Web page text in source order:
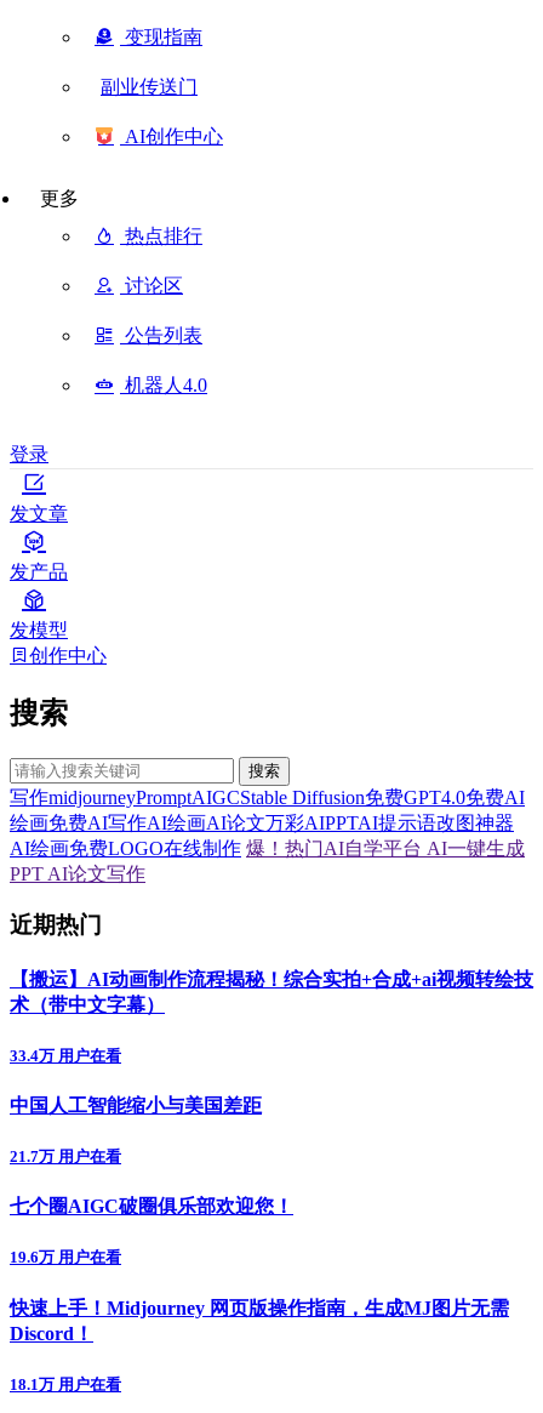
变现指南
副业传送门
AI创作中心
更多
热点排行
讨论区
公告列表
机器人4.0
登录
发文章
发产品
发模型
创作中心
搜索
搜索
写作midjourneyPromptAIGCStable Diffusion免费GPT4.0免费AI
绘画免费AI写作AI绘画AI论文万彩AIPPTAI提示语改图神器
AI绘画免费LOGO在线制作 爆！热门AI自学平台 AI一键生成
PPT AI论文写作
近期热门
【搬运】AI动画制作流程揭秘！综合实拍+合成+ai视频转绘技
术（带中文字幕）
33.4万 用户在看
中国人工智能缩小与美国差距
21.7万 用户在看
七个圈AIGC破圈俱乐部欢迎您！
19.6万 用户在看
快速上手！Midjourney 网页版操作指南，生成MJ图片无需
Discord！
18.1万 用户在看